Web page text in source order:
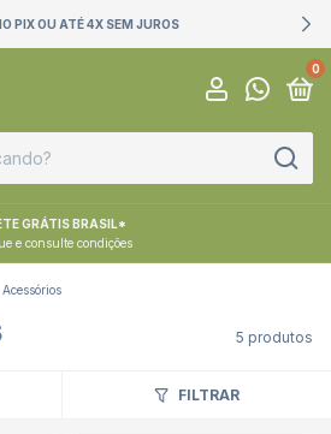
PIX OU ATÉ 4X SEM JUROS
0
GRÁTIS BRASIL*
e consulte condições
Acessórios
5 produtos
FILTRAR